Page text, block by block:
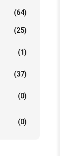
(64)
(25)
(1)
(37)
(0)
(0)